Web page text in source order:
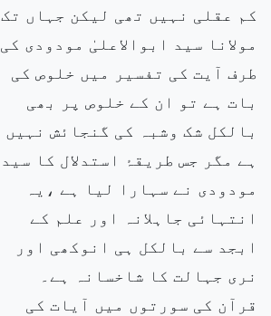
کم عقلی نہیں تھی لیکن جہاں تک
مولانا سید ابوالاعلیٰ مودودی کی
طرف آیت کی تفسیر میں خلوص کی
بات ہے تو ان کے خلوص پر بھی
بالکل شک وشبہ کی گنجائش نہیں
ہے مگر جس طریقۂ استدلال کا سید
مودودی نے سہارا لیا ہے ،یہ
انتہائی جاہلانہ اور علم کے
ابجد سے بالکل ہی انوکھی اور
نری جہالت کا شاخسانہ ہے۔
قرآن کی سورتوں میں آیات کی